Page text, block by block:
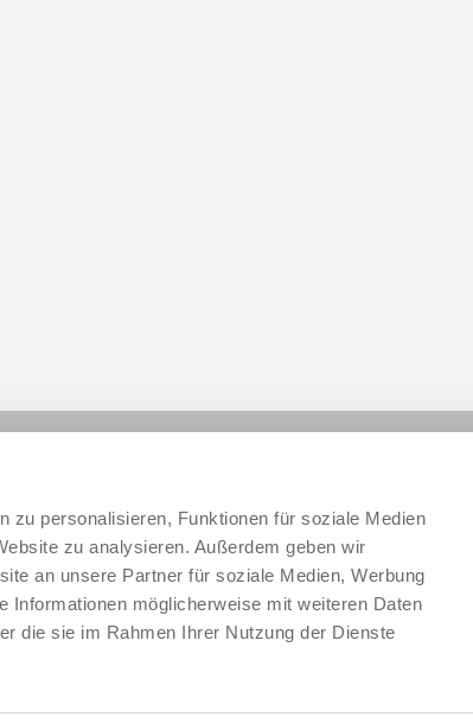
zu personalisieren, Funktionen für soziale Medien
zu analysieren. Außerdem geben wir
an unsere Partner für soziale Medien, Werbung
Informationen möglicherweise mit weiteren Daten
die sie im Rahmen Ihrer Nutzung der Dienste